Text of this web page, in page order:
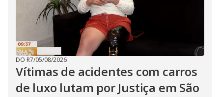
DO R7/05/08/2026
Vítimas de acidentes com carros
de luxo lutam por Justiça em São